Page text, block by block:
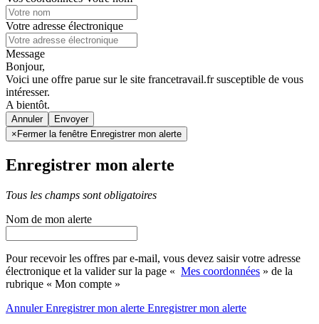
Votre adresse électronique
Message
Bonjour,
Voici une offre parue sur le site francetravail.fr susceptible de vous
intéresser.
A bientôt.
Annuler
× Fermer la fenêtre Enregistrer mon alerte
Enregistrer mon alerte
Tous les champs sont obligatoires
Nom de mon alerte
Pour recevoir les offres par e-mail, vous devez saisir votre adresse
électronique et la valider sur la page « Mes coordonnées » de la
rubrique « Mon compte »
AnnulerEnregistrer mon alerte Enregistrermon alerte